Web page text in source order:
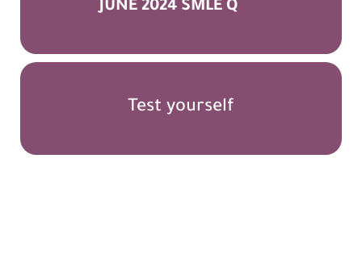
JUNE 2024 SMLE Q
Test yourself